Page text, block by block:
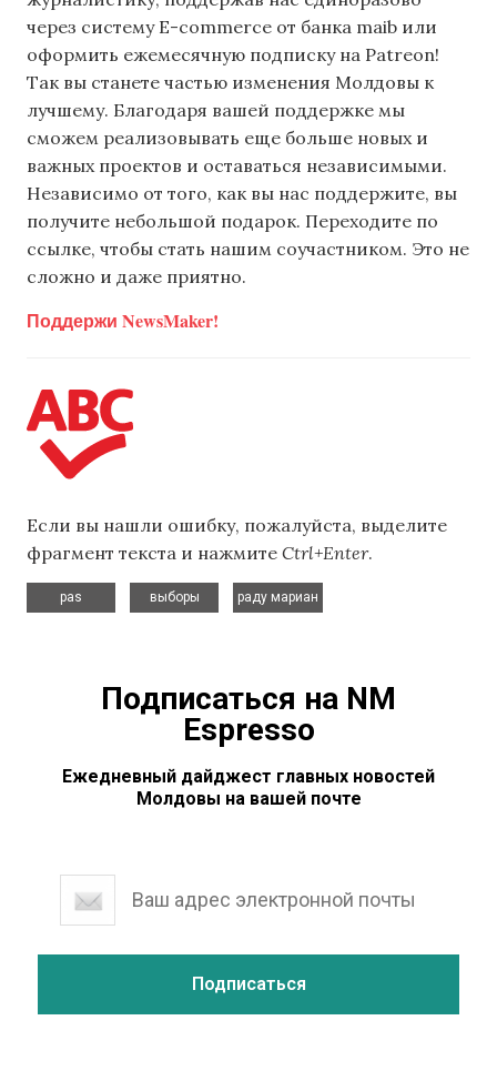
через систему E-commerce от банка maib или
оформить ежемесячную подписку на Patreon!
Так вы станете частью изменения Молдовы к
лучшему. Благодаря вашей поддержке мы
сможем реализовывать еще больше новых и
важных проектов и оставаться независимыми.
Независимо от того, как вы нас поддержите, вы
получите небольшой подарок. Переходите по
ссылке, чтобы стать нашим соучастником. Это не
сложно и даже приятно.
Поддержи NewsMaker!
Если вы нашли ошибку, пожалуйста, выделите
фрагмент текста и нажмите Ctrl+Enter.
pas
выборы
раду мариан
Подписаться на NM
Espresso
Ежедневный дайджест главных новостей
Молдовы на вашей почте